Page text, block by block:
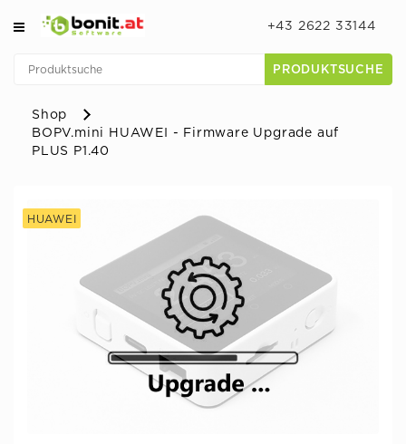
+43 2622 33144
PRODUKTSUCHE
Shop
BOPV.mini HUAWEI - Firmware Upgrade auf
PLUS P1.40
HUAWEI